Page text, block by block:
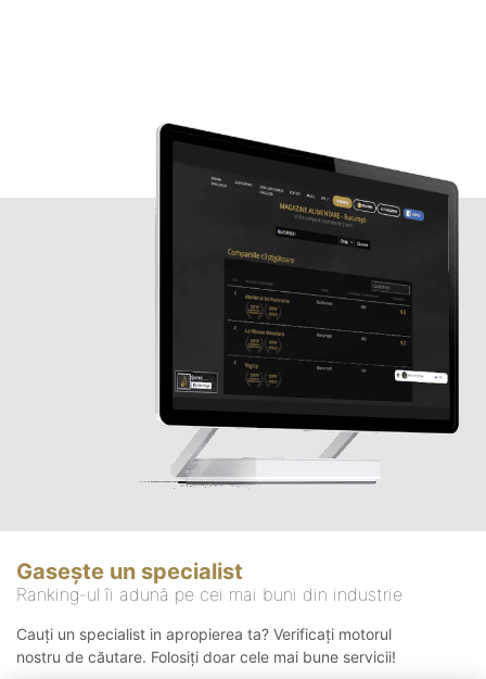
Gasește un specialist
Ranking-ul îi adună pe cei mai buni din industrie
Cauți un specialist in apropierea ta? Verificați motorul
nostru de căutare. Folosiți doar cele mai bune servicii!